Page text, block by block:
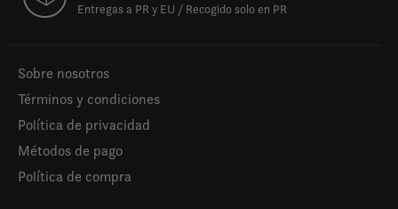
Entregas a PR y EU / Recogido solo en PR
Sobre nosotros
Términos y condiciones
Política de privacidad
Métodos de pago
Política de compra